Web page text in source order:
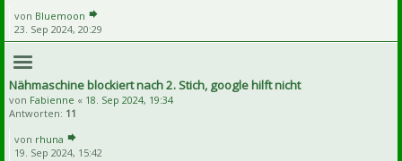
von Bluemoon
23. Sep 2024, 20:29
Nähmaschine blockiert nach 2. Stich, google hilft nicht
von Fabienne « 18. Sep 2024, 19:34
Antworten: 11
von rhuna
19. Sep 2024, 15:42